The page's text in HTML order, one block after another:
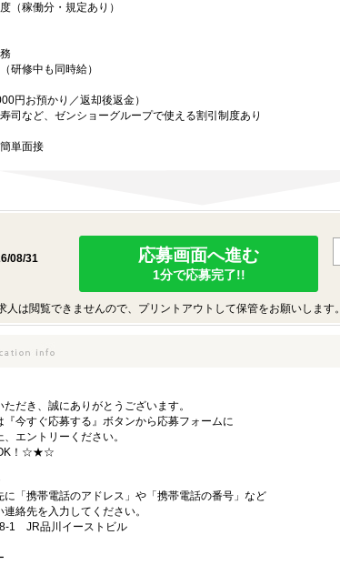
（稼働分・規定あり）
研修中も同時給）
円お預かり／返却後返金）
司など、ゼンショーグループで使える割引制度あり
単面接
08/31
応募画面へ進む
1分で応募完了!!
は閲覧できませんので、プリントアウトして保管をお願いします。
だき、誠にありがとうございます。
『今すぐ応募する』ボタンから応募フォームに
エントリーください。
！☆★☆
に「携帯電話のアドレス」や「携帯電話の番号」など
絡先を入力してください。
1 JR品川イーストビル